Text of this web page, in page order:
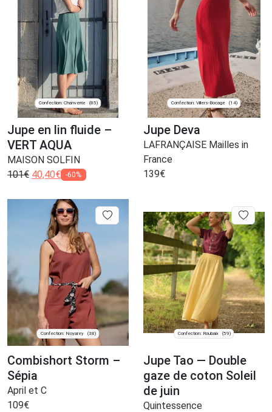
Confection: Chanverrie (85)
Jupe en lin fluide –
VERT AQUA
MAISON SOLFIN
101€ 40,40€ -60%
Confection: Villers-Bocage (14)
Jupe Deva
LAFRANÇAISE Mailles in
France
139€
Confection: Noyarey (38)
Combishort Storm –
Sépia
April et C
109€
Confection: Roubaix (59)
Jupe Tao — Double
gaze de coton Soleil
de juin
Quintessence